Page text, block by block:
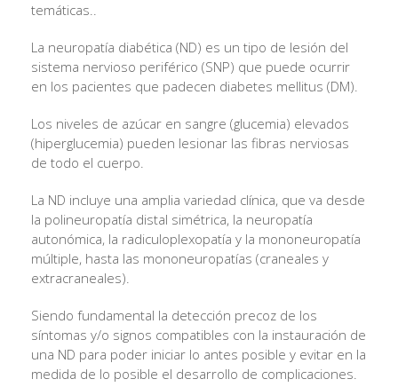
temáticas..
La neuropatía diabética (ND) es un tipo de lesión del
sistema nervioso periférico (SNP) que puede ocurrir
en los pacientes que padecen diabetes mellitus (DM).
Los niveles de azúcar en sangre (glucemia) elevados
(hiperglucemia) pueden lesionar las fibras nerviosas
de todo el cuerpo.
La ND incluye una amplia variedad clínica, que va desde
la polineuropatía distal simétrica, la neuropatía
autonómica, la radiculoplexopatía y la mononeuropatía
múltiple, hasta las mononeuropatías (craneales y
extracraneales).
Siendo fundamental la detección precoz de los
síntomas y/o signos compatibles con la instauración de
una ND para poder iniciar lo antes posible y evitar en la
medida de lo posible el desarrollo de complicaciones.